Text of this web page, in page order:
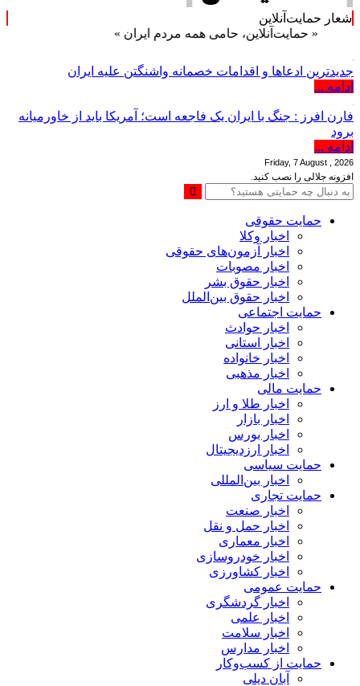
شعار حمایت‌آنلاین
حامی همه مردم ایران »
جدیدترین ادعاها و اقدامات خصمانه واشنگتن علیه ایران
ادامه ...
فارن افرز : جنگ با ایران یک فاجعه است؛ آمریکا باید از خاورمیانه
برود
ادامه ...
Friday, 7 August , 2026
افزونه جلالی را نصب کنید.
حمایت حقوقی
اخبار وکلا
اخبار آزمون‌های حقوقی
اخبار مصوبات
اخبار حقوق بشر
اخبار حقوق بین‌الملل
حمایت اجتماعی
اخبار حوادث
اخبار استانی
اخبار خانواده
اخبار مذهبی
حمایت مالی
اخبار طلا و ارز
اخبار بازار
اخبار بورس
اخبار ارزدیجیتال
حمایت سیاسی
اخبار بین‌المللی
حمایت تجاری
اخبار صنعت
اخبار حمل و نقل
اخبار معماری
اخبار خودروسازی
اخبار کشاورزی
حمایت عمومی
اخبار گردشگری
اخبار علمی
اخبار سلامت
اخبار مدارس
حمایت از کسب‌وکار
آبان دیلی